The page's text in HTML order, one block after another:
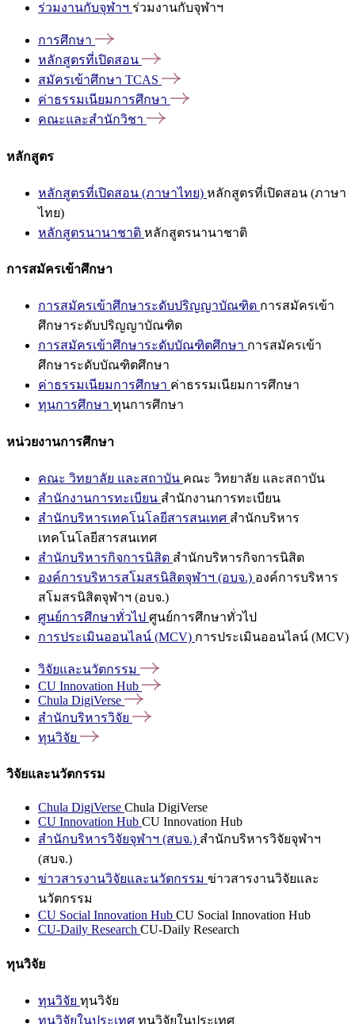
ร่วมงานกับจุฬาฯ ร่วมงานกับจุฬาฯ
การศึกษา
หลักสูตรที่เปิดสอน
สมัครเข้าศึกษา TCAS
ค่าธรรมเนียมการศึกษา
คณะและสำนักวิชา
หลักสูตร
หลักสูตรที่เปิดสอน (ภาษาไทย) หลักสูตรที่เปิดสอน (ภาษา
ไทย)
หลักสูตรนานาชาติ หลักสูตรนานาชาติ
การสมัครเข้าศึกษา
การสมัครเข้าศึกษาระดับปริญญาบัณฑิต การสมัครเข้า
ศึกษาระดับปริญญาบัณฑิต
การสมัครเข้าศึกษาระดับบัณฑิตศึกษา การสมัครเข้า
ศึกษาระดับบัณฑิตศึกษา
ค่าธรรมเนียมการศึกษา ค่าธรรมเนียมการศึกษา
ทุนการศึกษา ทุนการศึกษา
หน่วยงานการศึกษา
คณะ วิทยาลัย และสถาบัน คณะ วิทยาลัย และสถาบัน
สำนักงานการทะเบียน สำนักงานการทะเบียน
สำนักบริหารเทคโนโลยีสารสนเทศ สำนักบริหาร
เทคโนโลยีสารสนเทศ
สำนักบริหารกิจการนิสิต สำนักบริหารกิจการนิสิต
องค์การบริหารสโมสรนิสิตจุฬาฯ (อบจ.) องค์การบริหาร
สโมสรนิสิตจุฬาฯ (อบจ.)
ศูนย์การศึกษาทั่วไป ศูนย์การศึกษาทั่วไป
การประเมินออนไลน์ (MCV) การประเมินออนไลน์ (MCV)
วิจัยและนวัตกรรม
CU Innovation Hub
Chula DigiVerse
สำนักบริหารวิจัย
ทุนวิจัย
วิจัยและนวัตกรรม
Chula DigiVerse Chula DigiVerse
CU Innovation Hub CU Innovation Hub
สำนักบริหารวิจัยจุฬาฯ (สบจ.) สำนักบริหารวิจัยจุฬาฯ
(สบจ.)
ข่าวสารงานวิจัยและนวัตกรรม ข่าวสารงานวิจัยและ
นวัตกรรม
CU Social Innovation Hub CU Social Innovation Hub
CU-Daily Research CU-Daily Research
ทุนวิจัย
ทุนวิจัย ทุนวิจัย
ทุนวิจัยในประเทศ ทุนวิจัยในประเทศ